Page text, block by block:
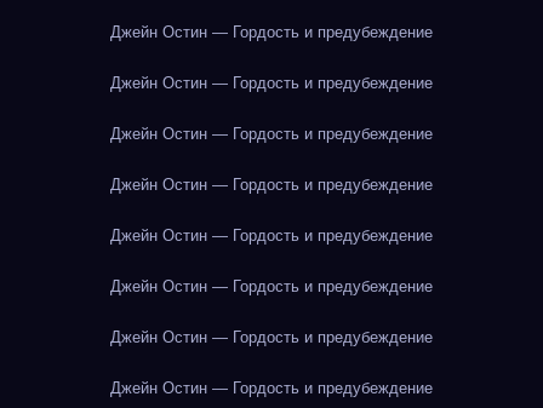
Джейн Остин — Гордость и предубеждение
Джейн Остин — Гордость и предубеждение
Джейн Остин — Гордость и предубеждение
Джейн Остин — Гордость и предубеждение
Джейн Остин — Гордость и предубеждение
Джейн Остин — Гордость и предубеждение
Джейн Остин — Гордость и предубеждение
Джейн Остин — Гордость и предубеждение